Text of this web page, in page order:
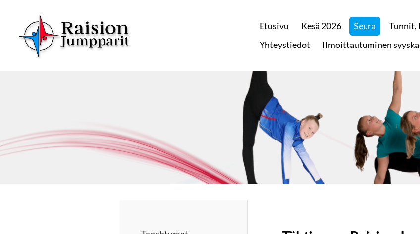
sisältöön
Raision Jumpparit - Koko perheen liikuttaja Raisiossa
Etusivu Kesä 2026 Seura Tunnit,
Yhteystiedot
Ilmoittautuminen